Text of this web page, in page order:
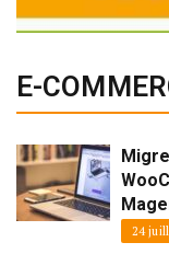
E-
24